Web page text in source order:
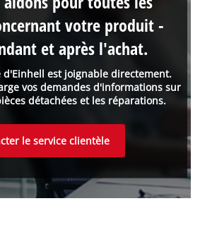
d'Einhell est joignable directement.
vos demandes d'informations sur
détachées et les réparations.
votre produit -
et après l'achat.
le service clientèle